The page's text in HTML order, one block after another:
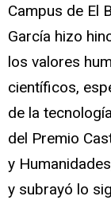
Campus de El
García hizo
los valores
científicos,
de la
del Premio
y
y subrayó lo